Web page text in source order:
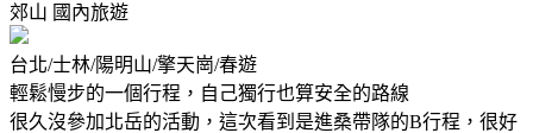
郊山 國內旅遊
台北/士林/陽明山/擎天崗/春遊
輕鬆慢步的一個行程，自己獨行也算安全的路線
很久沒參加北岳的活動，這次看到是進桑帶隊的B行程，很好